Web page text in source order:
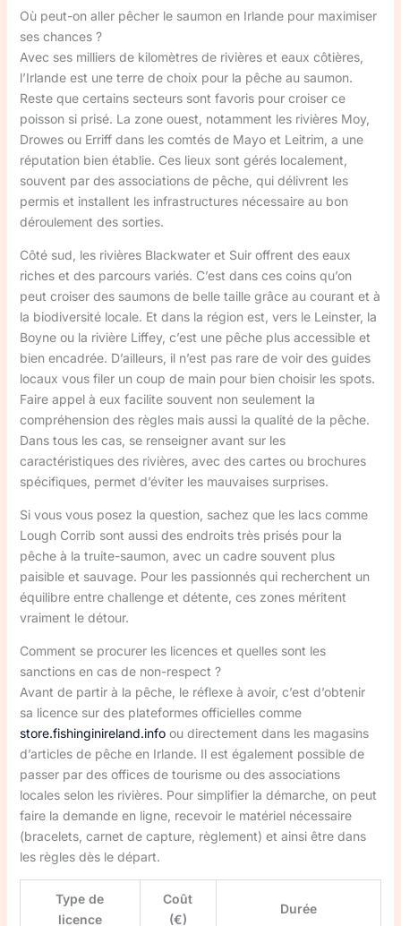
Où peut-on aller pêcher le saumon en Irlande pour maximiser
ses chances ?
Avec ses milliers de kilomètres de rivières et eaux côtières,
l’Irlande est une terre de choix pour la pêche au saumon.
Reste que certains secteurs sont favoris pour croiser ce
poisson si prisé. La zone ouest, notamment les rivières Moy,
Drowes ou Erriff dans les comtés de Mayo et Leitrim, a une
réputation bien établie. Ces lieux sont gérés localement,
souvent par des associations de pêche, qui délivrent les
permis et installent les infrastructures nécessaire au bon
déroulement des sorties.
Côté sud, les rivières Blackwater et Suir offrent des eaux
riches et des parcours variés. C’est dans ces coins qu’on
peut croiser des saumons de belle taille grâce au courant et à
la biodiversité locale. Et dans la région est, vers le Leinster, la
Boyne ou la rivière Liffey, c’est une pêche plus accessible et
bien encadrée. D’ailleurs, il n’est pas rare de voir des guides
locaux vous filer un coup de main pour bien choisir les spots.
Faire appel à eux facilite souvent non seulement la
compréhension des règles mais aussi la qualité de la pêche.
Dans tous les cas, se renseigner avant sur les
caractéristiques des rivières, avec des cartes ou brochures
spécifiques, permet d’éviter les mauvaises surprises.
Si vous vous posez la question, sachez que les lacs comme
Lough Corrib sont aussi des endroits très prisés pour la
pêche à la truite-saumon, avec un cadre souvent plus
paisible et sauvage. Pour les passionnés qui recherchent un
équilibre entre challenge et détente, ces zones méritent
vraiment le détour.
Comment se procurer les licences et quelles sont les
sanctions en cas de non-respect ?
Avant de partir à la pêche, le réflexe à avoir, c’est d’obtenir
sa licence sur des plateformes officielles comme
store.fishinginireland.infoou directement dans les magasins
d’articles de pêche en Irlande. Il est également possible de
passer par des offices de tourisme ou des associations
locales selon les rivières. Pour simplifier la démarche, on peut
faire la demande en ligne, recevoir le matériel nécessaire
(bracelets, carnet de capture, règlement) et ainsi être dans
les règles dès le départ.
Type de
licence
Coût
(€)
Durée